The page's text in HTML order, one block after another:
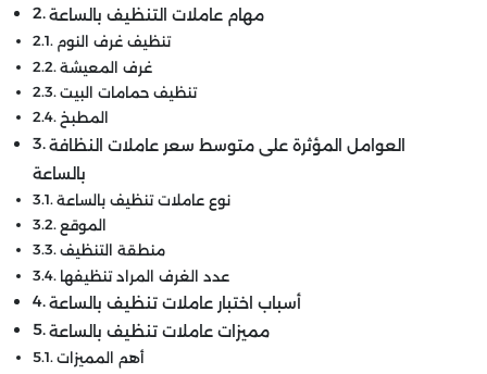
مهام عاملات التنظيف بالساعة
تنظيف غرف النوم
غرف المعيشة
تنظيف حمامات البيت
المطبخ
العوامل المؤثرة على متوسط سعر عاملات النظافة
نوع عاملات تنظيف بالساعة
منطقة التنظيف
عدد الغرف المراد تنظيفها
أسباب اختبار عاملات تنظيف بالساعة
مميزات عاملات تنظيف بالساعة
أهم المميزات